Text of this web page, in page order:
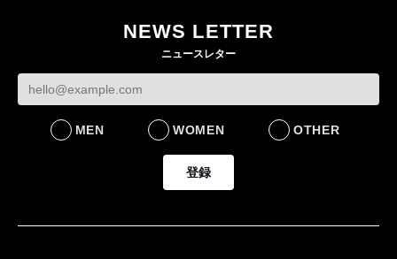
ケットなど7型を発売
をラインナップ
NEWS LETTER
ニュースレター
MEN WOMEN OTHER
登録